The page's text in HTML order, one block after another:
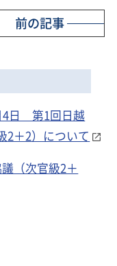
前の記事
4日 第1回日越
2＋2）について
（次官級2＋